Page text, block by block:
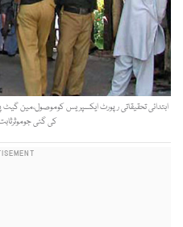
ابتدائی تحقیقاتی رپورٹ ایکسپریس کوموصول،مین
کی گئی